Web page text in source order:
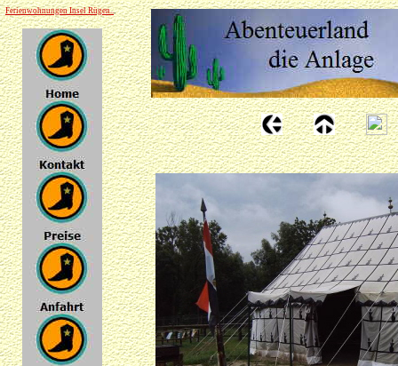
Ferienwohnungen Insel Rügen...